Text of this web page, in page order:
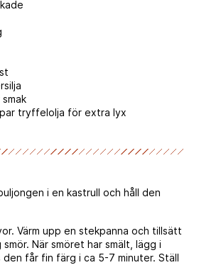
tryffelolja för extra lyx
i en kastrull och håll den
Värm upp en stekpanna och tillsätt
När smöret har smält, lägg i
får fin färg i ca 5-7 minuter. Ställ